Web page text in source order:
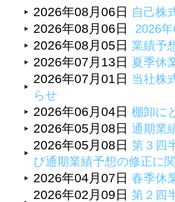
2026年08月06日 自己株
2026年08月06日 2026
2026年08月05日 業績予
2026年07月13日 夏季休
2026年07月01日 当社株
らせ
2026年06月04日 棚卸に
2026年05月08日 通期業
2026年05月08日 第３四
び通期業績予想の修正に
2026年04月07日 春季休
2026年02月09日 第２四